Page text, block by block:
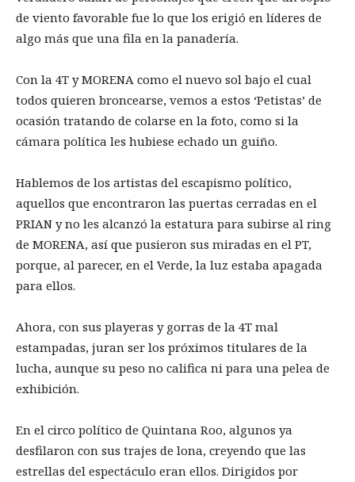
de viento favorable fue lo que los erigió en líderes de
algo más que una fila en la panadería.
Con la 4T y MORENA como el nuevo sol bajo el cual
todos quieren broncearse, vemos a estos ‘Petistas’ de
ocasión tratando de colarse en la foto, como si la
cámara política les hubiese echado un guiño.
Hablemos de los artistas del escapismo político,
aquellos que encontraron las puertas cerradas en el
PRIAN y no les alcanzó la estatura para subirse al ring
de MORENA, así que pusieron sus miradas en el PT,
porque, al parecer, en el Verde, la luz estaba apagada
para ellos.
Ahora, con sus playeras y gorras de la 4T mal
estampadas, juran ser los próximos titulares de la
lucha, aunque su peso no califica ni para una pelea de
exhibición.
En el circo político de Quintana Roo, algunos ya
desfilaron con sus trajes de lona, creyendo que las
estrellas del espectáculo eran ellos. Dirigidos por